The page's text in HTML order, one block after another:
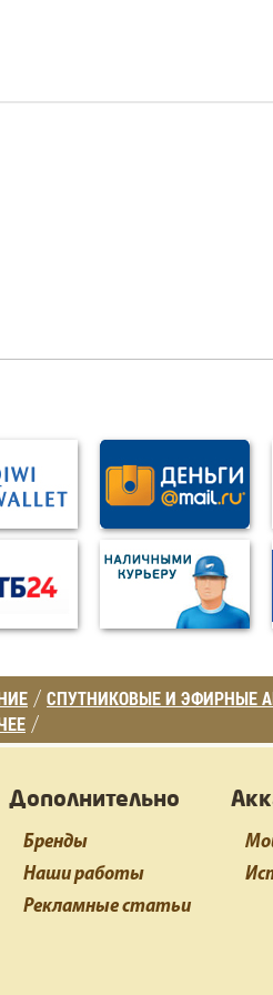
/ СПУТНИКОВЫЕ И ЭФИРНЫЕ
/
Дополнительно
Бренды
Наши работы
Рекламные статьи